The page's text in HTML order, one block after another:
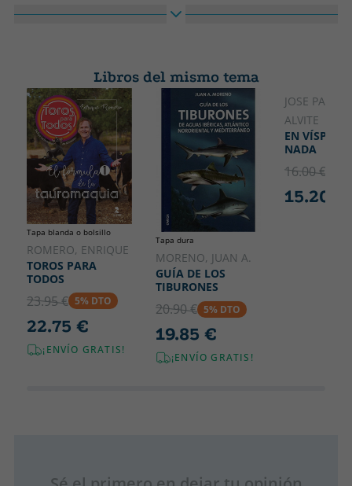
Idioma
200
Libros del mismo tema
Tapa blanda o bolsillo
ROMERO, ENRIQUE
TOROS PARA
TODOS
23.95 € 5% DTO
22.75 €
¡ENVÍO GRATIS!
Tapa dura
MORENO, JUAN A.
GUÍA DE LOS
TIBURONES
20.90 € 5% DTO
19.85 €
¡ENVÍO GRATIS!
JOSE
ALVITE
EN
NADA
16.00 €
15.20 €